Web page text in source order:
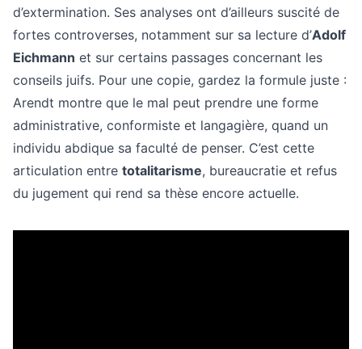
d’extermination. Ses analyses ont d’ailleurs suscité de
fortes controverses, notamment sur sa lecture d’Adolf
Eichmann et sur certains passages concernant les
conseils juifs. Pour une copie, gardez la formule juste :
Arendt montre que le mal peut prendre une forme
administrative, conformiste et langagière, quand un
individu abdique sa faculté de penser. C’est cette
articulation entre totalitarisme, bureaucratie et refus
du jugement qui rend sa thèse encore actuelle.